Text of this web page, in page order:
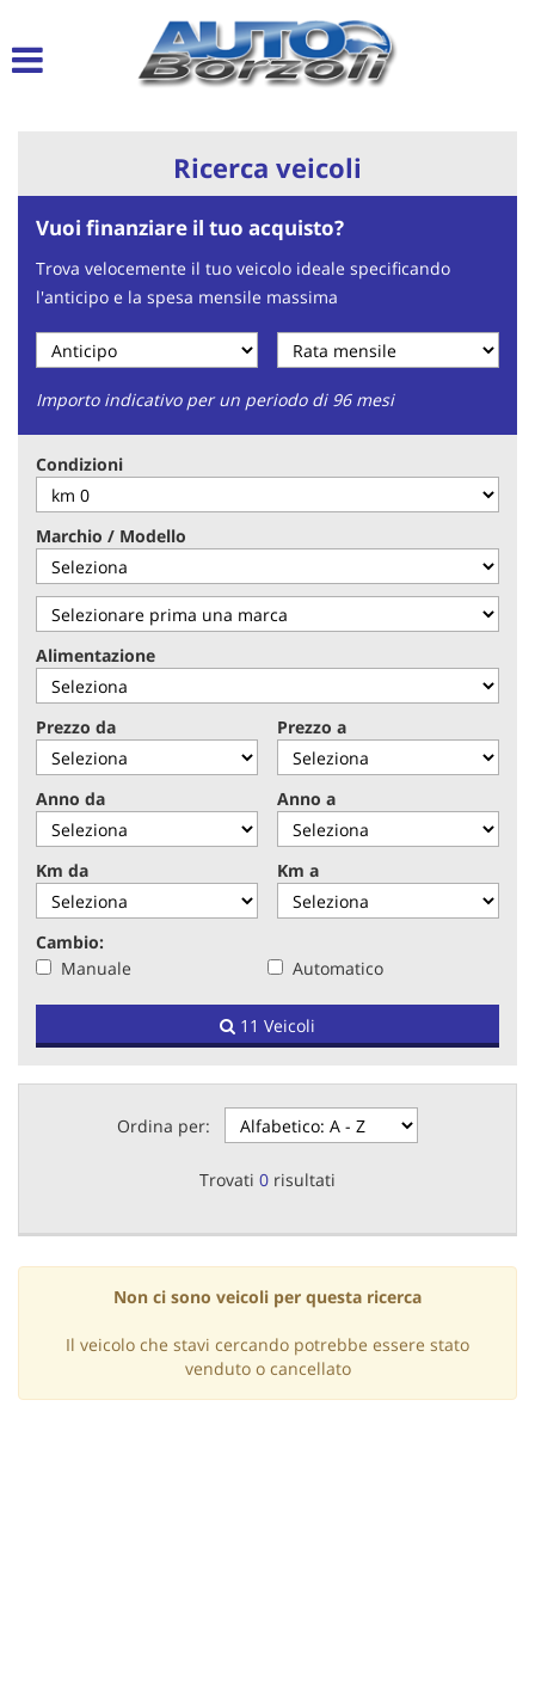
Ricerca veicoli
Vuoi finanziare il tuo acquisto?
Trova velocemente il tuo veicolo ideale specificando
l'anticipo e la spesa mensile massima
Importo indicativo per un periodo di 96 mesi
Condizioni
Marchio / Modello
Alimentazione
Prezzo da Prezzo a
Anno da Anno a
Km da Km a
Cambio:
Manuale
Automatico
11 Veicoli
Ordina per:
Trovati 0 risultati
Non ci sono veicoli per questa ricerca
Il veicolo che stavi cercando potrebbe essere stato
venduto o cancellato
Le
tue
pannello
consente
di
esprimere
tue
preferenze
alle
tecnologie
di
tracciamento
che
adottiamo
per
offrire
le
funzionalità
e
svolgere
attività
di
seguito
descritte.
Per
ottenere
maggiori
informazioni
sull'utilità
funzionamento
alla
le